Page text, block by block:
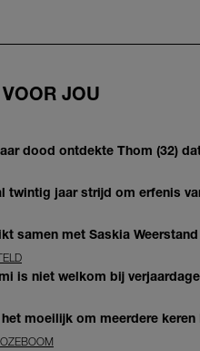
JOU
dood ontdekte Thom (32)
twintig jaar strijd om erfenis
samen met Saskia
is niet welkom bij
het moeilijk om meerdere